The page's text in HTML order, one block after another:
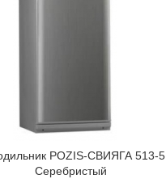
POZIS-СВИЯГА 513-5
Серебристый